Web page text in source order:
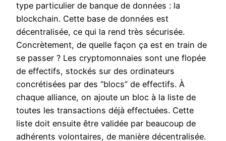
type particulier de banque de données : la
blockchain. Cette base de données est
décentralisée, ce qui la rend très sécurisée.
Concrètement, de quelle façon ça est en train de
se passer ? Les cryptomonnaies sont une flopée
de effectifs, stockés sur des ordinateurs
concrétisées par des “blocs” de effectifs. À
chaque alliance, on ajoute un bloc à la liste de
toutes les transactions déjà effectuées. Cette
liste doit ensuite être validée par beaucoup de
adhérents volontaires, de manière décentralisée.